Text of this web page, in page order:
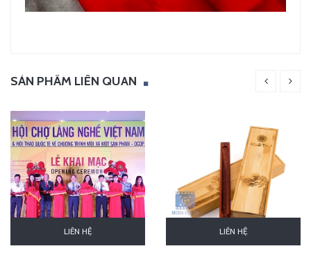
SẢN PHẨM LIÊN QUAN
LIÊN HỆ LIÊN HỆ